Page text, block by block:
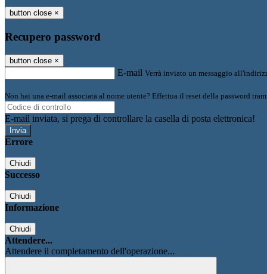
button close ×
Recupero password
button close ×
E-mail Verrà inviato un messaggio
Non hai una e-mail associata al nome utente? Effettua il reset della password
E-mail inviata, si prega di controllare la casella di posta elettronica!
Errore
Chiudi
Successo
Chiudi
Informazione
Chiudi
Attendere...
Attendere il completamento dell'operazione...